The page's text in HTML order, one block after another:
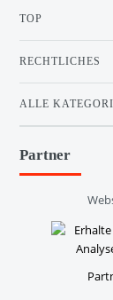
TOP
RECHTLICHES
ALLE
Partner